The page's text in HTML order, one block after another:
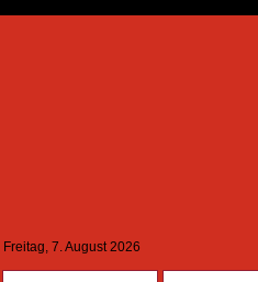
Freitag, 7. August 2026